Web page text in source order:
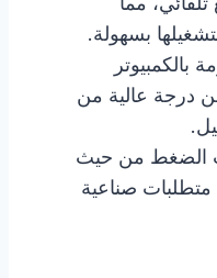
بسهولة.
بالكمبيوتر
درجة عالية من
الضغط من حيث
متطلبات صناعية